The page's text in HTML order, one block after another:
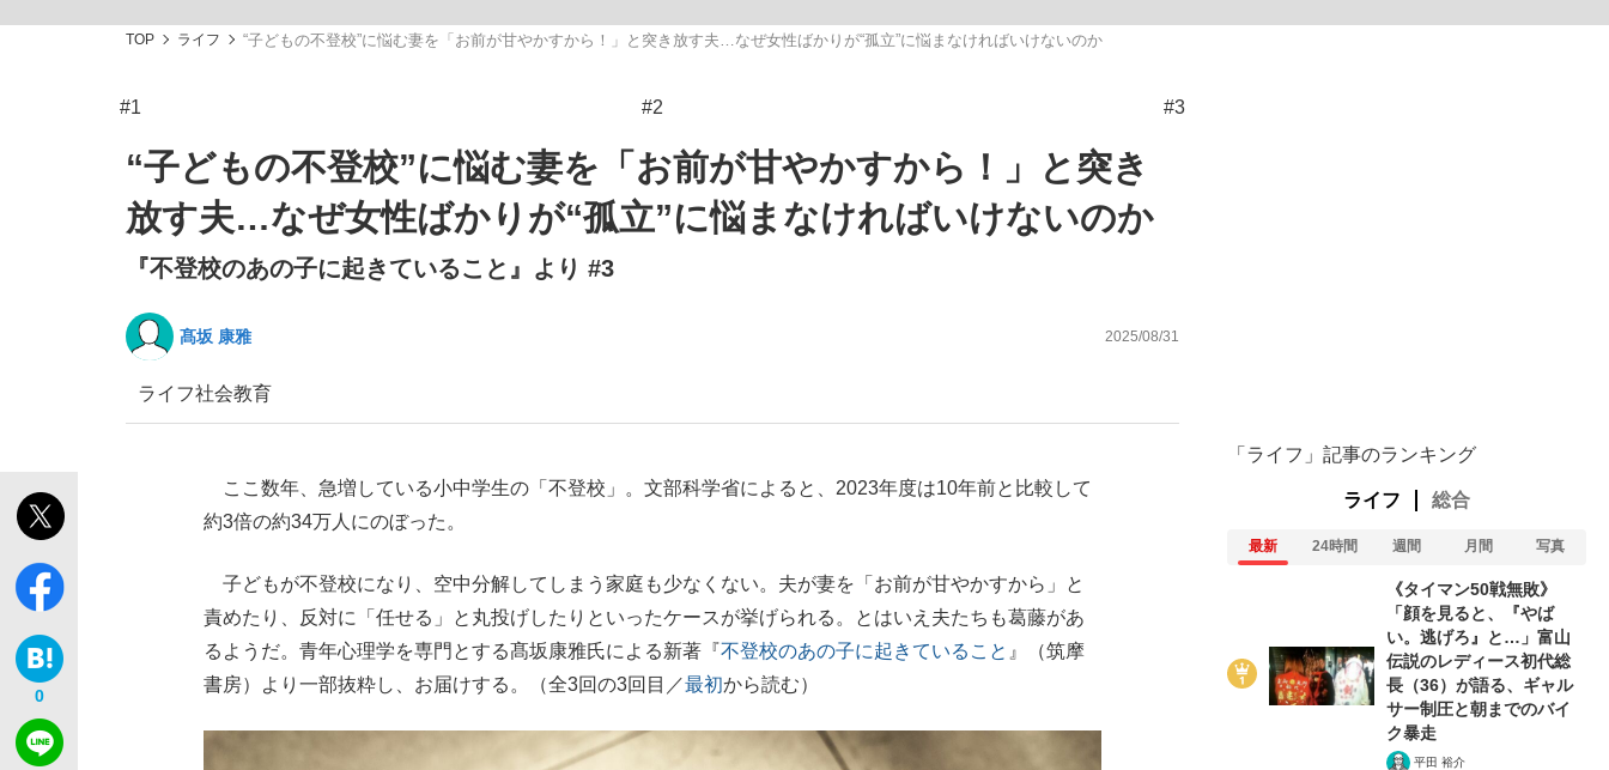
「目標達成できなかったからと言って…」サッカー日本代表・森保一監督...
もっと見る
TOP ライフ “子どもの不登校”に悩む妻を「お前が甘やかすから！」と突き放す夫…なぜ女性ばかりが“孤立”に悩まなければいけないのか
#1 #2 #3
“子どもの不登校”に悩む妻を「お前が甘やかすから！」と突き
放す夫…なぜ女性ばかりが“孤立”に悩まなければいけないのか
『不登校のあの子に起きていること』より #3
髙坂 康雅 2025/08/31
ライフ社会教育
0
ここ数年、急増している小中学生の「不登校」。文部科学省によると、2023年度は10年前と比較して
約3倍の約34万人にのぼった。
子どもが不登校になり、空中分解してしまう家庭も少なくない。夫が妻を「お前が甘やかすから」と
責めたり、反対に「任せる」と丸投げしたりといったケースが挙げられる。とはいえ夫たちも葛藤があ
るようだ。青年心理学を専門とする髙坂康雅氏による新著『不登校のあの子に起きていること 』（筑摩
書房）より一部抜粋し、お届けする。（全3回の3回目／最初から読む）
「ライフ」記事のランキング
ライフ 総合
最新 24時間 週間 月間 写真
《タイマン50戦無敗》
「顔を見ると、『やば
い。逃げろ』と…」富山
伝説のレディース初代総
長（36）が語る、ギャル
サー制圧と朝までのバイ
ク暴走
平田 裕介